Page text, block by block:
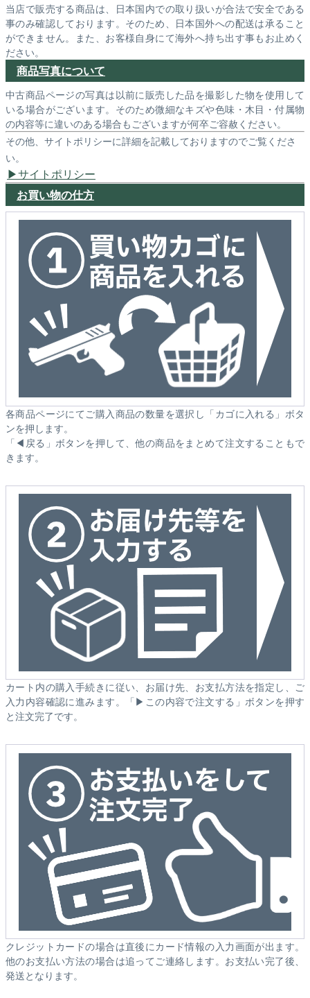
当店で販売する商品は、日本国内での取り扱いが合法で安全である
事のみ確認しております。そのため、日本国外への配送は承ること
ができません。また、お客様自身にて海外へ持ち出す事もお止めく
ださい。
商品写真について
中古商品ページの写真は以前に販売した品を撮影した物を使用して
いる場合がございます。そのため微細なキズや色味・木目・付属物
の内容等に違いのある場合もございますが何卒ご容赦ください。
その他、サイトポリシーに詳細を記載しておりますのでご覧くださ
い。
サイトポリシー
お買い物の仕方
各商品ページにてご購入商品の数量を選択し「カゴに入れる」ボタ
ンを押します。
「◀戻る」ボタンを押して、他の商品をまとめて注文することもで
きます。
カート内の購入手続きに従い、お届け先、お支払方法を指定し、ご
入力内容確認に進みます。「▶この内容で注文する」ボタンを押す
と注文完了です。
クレジットカードの場合は直後にカード情報の入力画面が出ます。
他のお支払い方法の場合は追ってご連絡します。お支払い完了後、
発送となります。